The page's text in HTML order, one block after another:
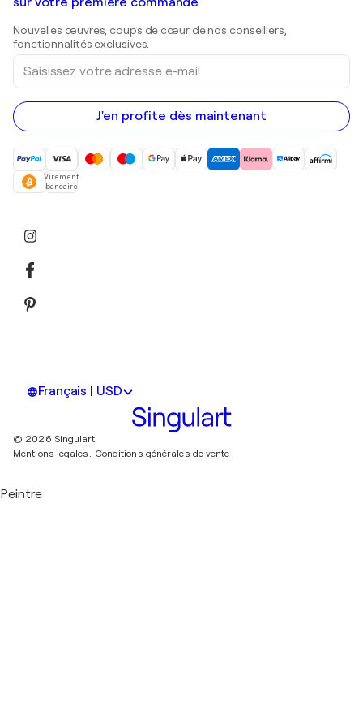
Estampes
Peintures acryliques
Nouvelles œuvres, coups de cœur de nos conseillers,
fonctionnalités exclusives.
Saisissez
votre
adresse
e-
mail
J'en profite dès maintenant
Virement
bancaire
Français | USD
© 2026 Singulart
Mentions légales. Conditions générales de vente
Peintre